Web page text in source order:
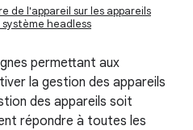
de l'appareil sur les appareils
headless
permettant aux
la gestion des appareils
des appareils soit
répondre à toutes les